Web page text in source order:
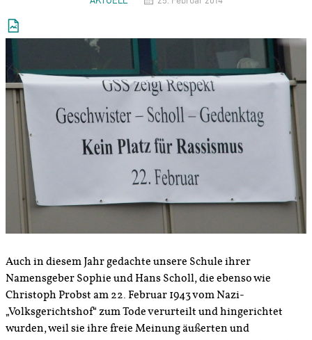
Auch in diesem Jahr gedachte unsere Schule ihrer
Namensgeber Sophie und Hans Scholl, die ebenso wie
Christoph Probst am 22. Februar 1943 vom Nazi-
„Volksgerichtshof“ zum Tode verurteilt und hingerichtet
wurden, weil sie ihre freie Meinung äußerten und